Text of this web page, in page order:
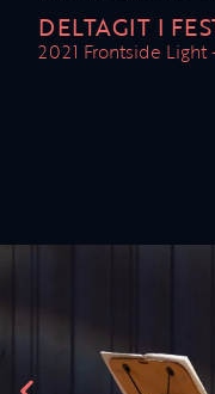
DELTAGIT I
2021 Frontside